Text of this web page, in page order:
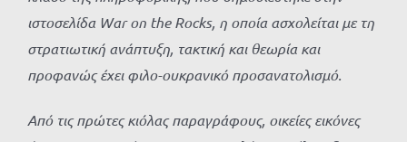
ιστοσελίδα War on the Rocks, η οποία ασχολείται με τη
στρατιωτική ανάπτυξη, τακτική και θεωρία και
προφανώς έχει φιλο-ουκρανικό προσανατολισμό.
Από τις πρώτες κιόλας παραγράφους, οικείες εικόνες